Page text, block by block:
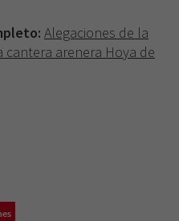
Alegaciones de la
cantera arenera Hoya de